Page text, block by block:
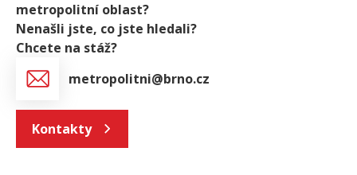
metropolitní oblast?
Nenašli jste, co jste hledali?
Chcete na stáž?
metropolitni@brno.cz
Kontakty